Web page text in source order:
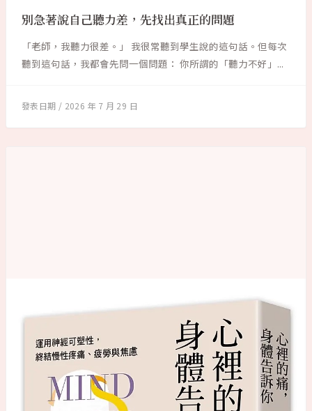
別急著說自己聽力差，先找出真正的問題
「老師，我聽力很差。」 我很常聽到學生說的這句話。但每次
聽到這句話，我都會先問一個問題： 你所謂的「聽力不好」...
2026 年 7 月 29 日